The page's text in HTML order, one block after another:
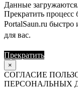
Данные
Прекратить процесс
PortalSaun.ru быстро
для вас.
Прекратить
×
СОГЛАСИЕ
ПЕРСОНАЛЬНЫХ